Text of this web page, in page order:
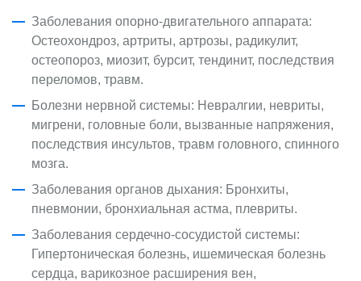
Заболевания опорно-двигательного аппарата:
Остеохондроз, артриты, артрозы, радикулит,
остеопороз, миозит, бурсит, тендинит, последствия
переломов, травм.
Болезни нервной системы: Невралгии, невриты,
мигрени, головные боли, вызванные напряжения,
последствия инсультов, травм головного, спинного
мозга.
Заболевания органов дыхания: Бронхиты,
пневмонии, бронхиальная астма, плевриты.
Заболевания сердечно-сосудистой системы:
Гипертоническая болезнь, ишемическая болезнь
сердца, варикозное расширения вен,